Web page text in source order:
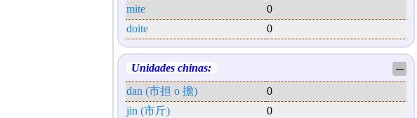
mite
0
doite
0
Unidades chinas:
─
dan (市担 o 擔)
0
jin (市斤)
0